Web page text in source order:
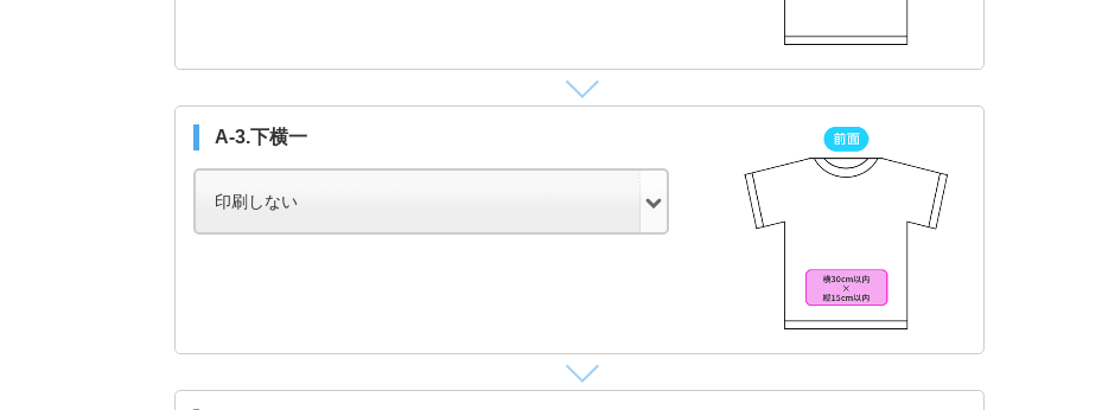
A-3.下横一